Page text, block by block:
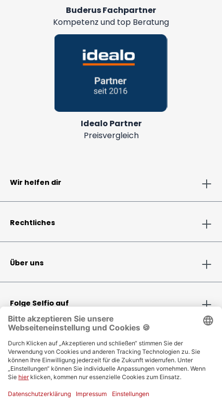
Buderus Fachpartner
Kompetenz und top Beratung
Idealo Partner
Preisvergleich
Wir helfen dir
Rechtliches
Über uns
Folge Selfio auf
Zahlungsmethoden